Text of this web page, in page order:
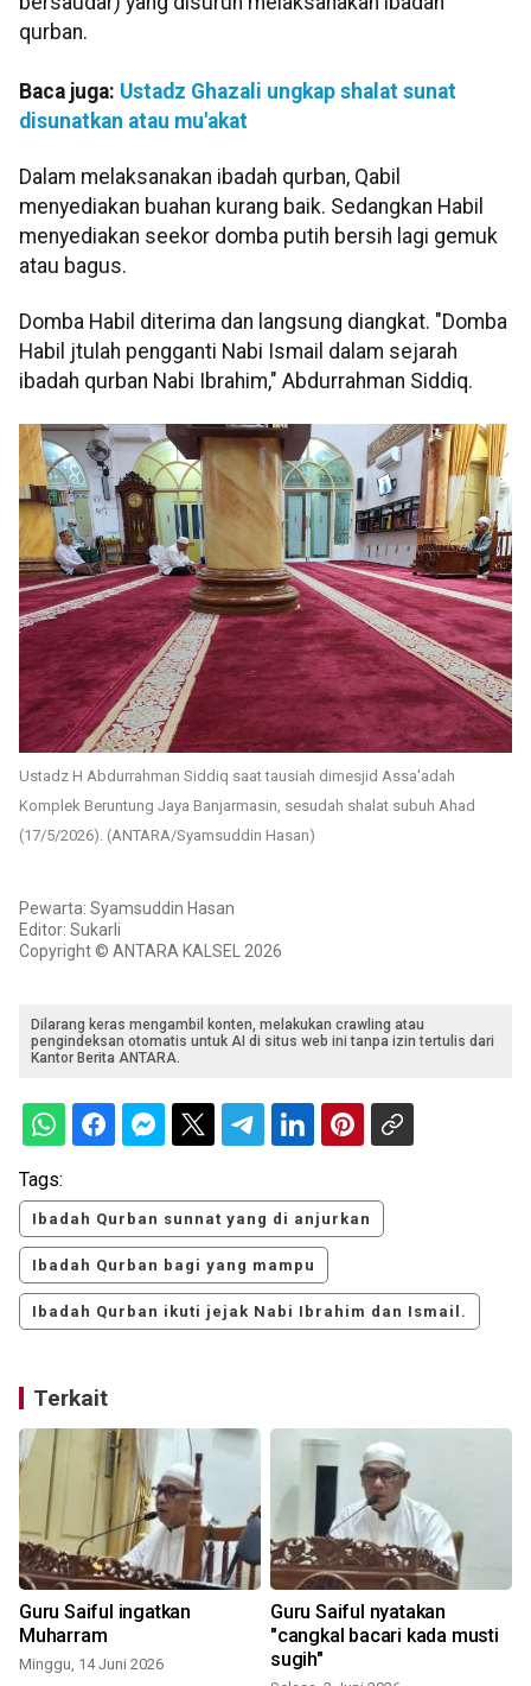
qurban.
Baca juga: Ustadz Ghazali ungkap shalat sunat
disunatkan atau mu'akat
Dalam melaksanakan ibadah qurban, Qabil
menyediakan buahan kurang baik. Sedangkan Habil
menyediakan seekor domba putih bersih lagi gemuk
atau bagus.
Domba Habil diterima dan langsung diangkat. "Domba
Habil jtulah pengganti Nabi Ismail dalam sejarah
ibadah qurban Nabi Ibrahim," Abdurrahman Siddiq.
Ustadz H Abdurrahman Siddiq saat tausiah dimesjid Assa'adah
Komplek Beruntung Jaya Banjarmasin, sesudah shalat subuh Ahad
(17/5/2026). (ANTARA/Syamsuddin Hasan)
Pewarta: Syamsuddin Hasan
Editor: Sukarli
Copyright © ANTARA KALSEL 2026
Dilarang keras mengambil konten, melakukan crawling atau
pengindeksan otomatis untuk AI di situs web ini tanpa izin tertulis dari
Kantor Berita ANTARA.
Tags:
Ibadah Qurban sunnat yang di anjurkan
Ibadah Qurban bagi yang mampu
Ibadah Qurban ikuti jejak Nabi Ibrahim dan Ismail.
Terkait
Guru Saiful ingatkan
Muharram
Minggu, 14 Juni 2026
Guru Saiful nyatakan
"cangkal bacari kada musti
sugih"